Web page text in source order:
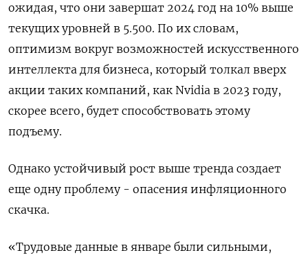
ожидая, что они завершат 2024 год на 10% выше
текущих уровней в 5.500. По их словам,
оптимизм вокруг возможностей искусственного
интеллекта для бизнеса, который толкал вверх
акции таких компаний, как Nvidia в 2023 году,
скорее всего, будет способствовать этому
подъему.
Однако устойчивый рост выше тренда создает
еще одну проблему - опасения инфляционного
скачка.
«Трудовые данные в январе были сильными,